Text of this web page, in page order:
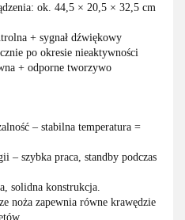
ok. 44,5 × 20,5 × 32,5 cm
+ sygnał dźwiękowy
po okresie nieaktywności
+ odporne tworzywo
– stabilna temperatura =
– szybka praca, standby podczas
solidna konstrukcja.
noża zapewnia równe krawędzie